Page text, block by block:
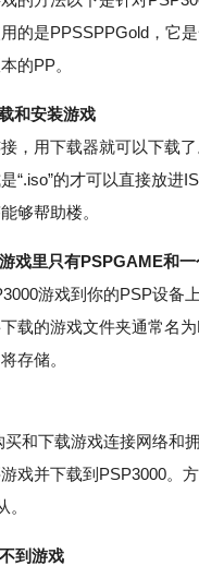
的是PPSSPPGold，它
的PP。
和安装游戏
用下载器就可以下载了
“.iso”的才可以直接放
够帮助楼。
戏里只有PSPGAME和
游戏到你的PSP设备
载的游戏文件夹通常名
存储。
下载游戏连接网络和
戏并下载到PSP3000。
到游戏